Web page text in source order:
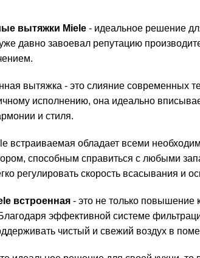
вытяжки Miele - идеальное решение
давно завоевал репутацию
вытяжка - это слияние современных
исполнению, она идеально
и стиля.
встраиваемая обладает всеми
способным справиться с любыми
регулировать скорость всасывания и
встроенная - это не только повышение
эффективной системе
чистый и свежий воздух в